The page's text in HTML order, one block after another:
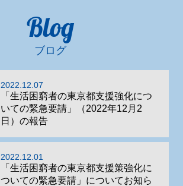
Blog
ブログ
2022.12.07
「生活困窮者の東京都支援強化につ
いての緊急要請」（2022年12月2
日）の報告
2022.12.01
「生活困窮者の東京都支援策強化に
ついての緊急要請」についてお知ら